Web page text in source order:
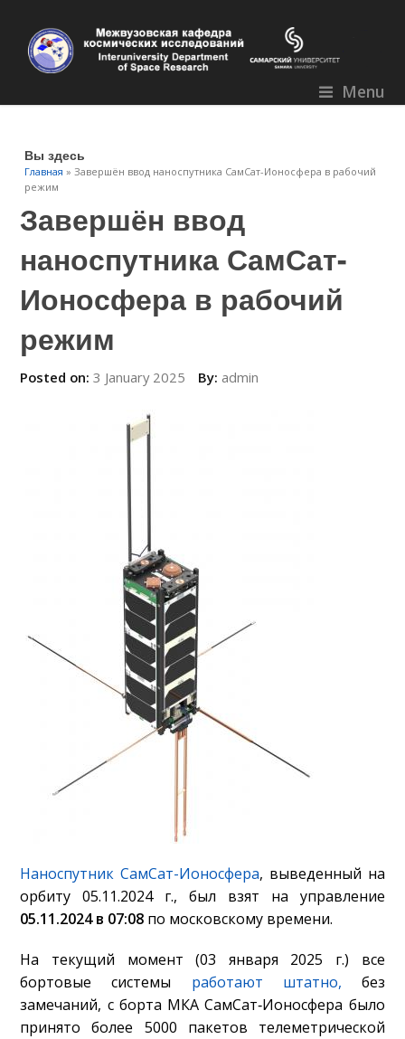
Menu
Вы здесь
Главная » Завершён ввод наноспутника СамСат-Ионосфера в рабочий
режим
Завершён ввод
наноспутника СамСат-
Ионосфера в рабочий
режим
Posted on: 3 January 2025 By: admin
Наноспутник СамСат-Ионосфера, выведенный на
орбиту 05.11.2024 г., был взят на управление
05.11.2024 в 07:08 по московскому времени.
На текущий момент (03 января 2025 г.) все
бортовые системы работают штатно, без
замечаний, с борта МКА СамСат‑Ионосфера было
принято более 5000 пакетов телеметрической